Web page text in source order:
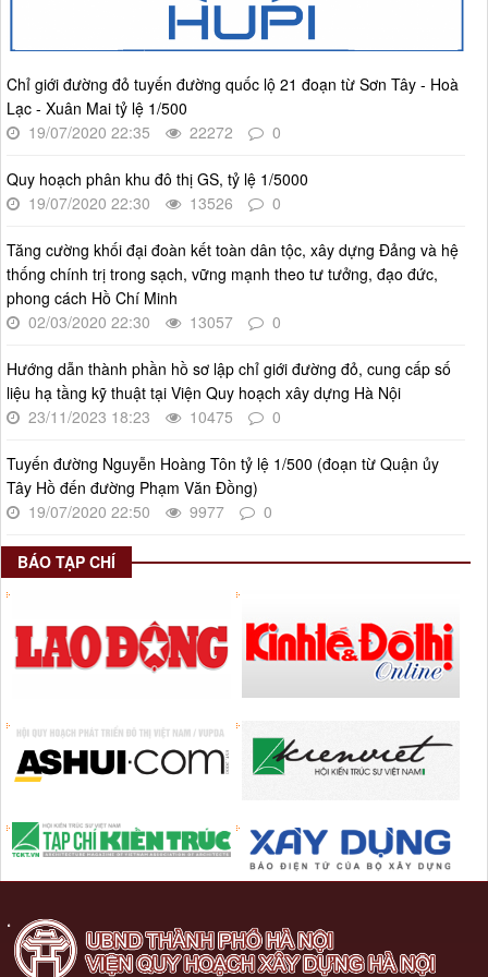
Thời gian đăng: 14/05/2026
lượt xem: 1243 | lượt tải:812
4386/QĐ-UBND
Quyết định số 4386/QĐ-UBND v/v Ban hành Kế hoạch thông
tin, tuyên truyền về cải cách hành chính nhà nước thành phố
Hà Nội năm 2025
Thời gian đăng: 25/08/2025
lượt xem: 570 | lượt tải:266
Kế hoạch Triển khai Phong trào "Bình dân học vụ số"
Thời gian đăng: 03/06/2025
lượt xem: 627 | lượt tải:268
Triển khai thực hiện Nghị quyết số 34/2024/NQ-HĐND ngày
19/11/2024 của Hội đồng nhân dân Thành phố.
Thời gian đăng: 08/01/2025
Chỉ giới đường đỏ tuyến đường quốc lộ 21 đoạn từ Sơn Tây - Hoà
Lạc - Xuân Mai tỷ lệ 1/500
19/07/2020 22:35
22272 0
Quy hoạch phân khu đô thị GS, tỷ lệ 1/5000
19/07/2020 22:30
13526 0
Tăng cường khối đại đoàn kết toàn dân tộc, xây dựng Đảng và hệ
thống chính trị trong sạch, vững mạnh theo tư tưởng, đạo đức,
phong cách Hồ Chí Minh
02/03/2020 22:30
13057 0
Hướng dẫn thành phần hồ sơ lập chỉ giới đường đỏ, cung cấp số
liệu hạ tầng kỹ thuật tại Viện Quy hoạch xây dựng Hà Nội
23/11/2023 18:23
10475 0
Tuyến đường Nguyễn Hoàng Tôn tỷ lệ 1/500 (đoạn từ Quận ủy
Tây Hồ đến đường Phạm Văn Đồng)
19/07/2020 22:50
9977 0
BÁO TẠP CHÍ